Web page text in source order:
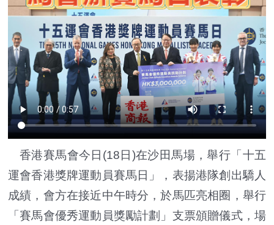
香港賽馬會今日(18日)在沙田馬場，舉行「十五
運會香港獎牌運動員賽馬日」，表揚港隊創出驕人
成績，會方在接近中午時分，於馬匹亮相圈，舉行
「賽馬會優秀運動員獎勵計劃」支票頒贈儀式，場